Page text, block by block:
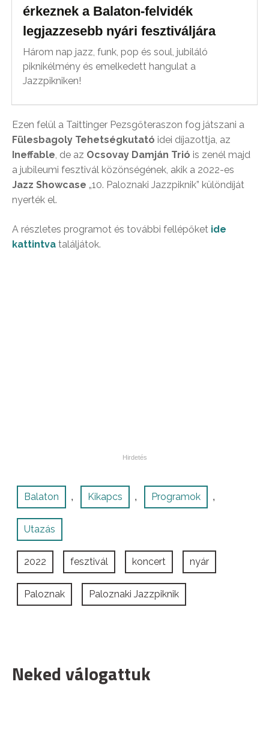
érkeznek a Balaton-felvidék
legjazzesebb nyári fesztiváljára
Három nap jazz, funk, pop és soul, jubiláló
piknikélmény és emelkedett hangulat a
Jazzpikniken!
Ezen felül a Taittinger Pezsgőteraszon fog játszani a
Fülesbagoly Tehetségkutató idei díjazottja, az
Ineffable, de az Ocsovay Damján Trió is zenél majd
a jubileumi fesztivál közönségének, akik a 2022-es
Jazz Showcase „10. Paloznaki Jazzpiknik” különdíját
nyerték el.
A részletes programot és további fellépőket ide
kattintva találjátok.
Balaton , Kikapcs , Programok ,
Utazás
2022 fesztivál koncert nyár
Paloznak Paloznaki Jazzpiknik
Neked válogattuk